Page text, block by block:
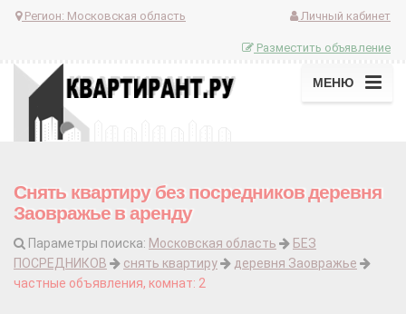
Регион: Московская область Личный кабинет
Разместить объявление
МЕНЮ
Снять квартиру без посредников деревня
Заовражье в аренду
Параметры поиска: Московская область
БЕЗ
ПОСРЕДНИКОВ
снять квартиру
деревня Заовражье
частные объявления, комнат: 2